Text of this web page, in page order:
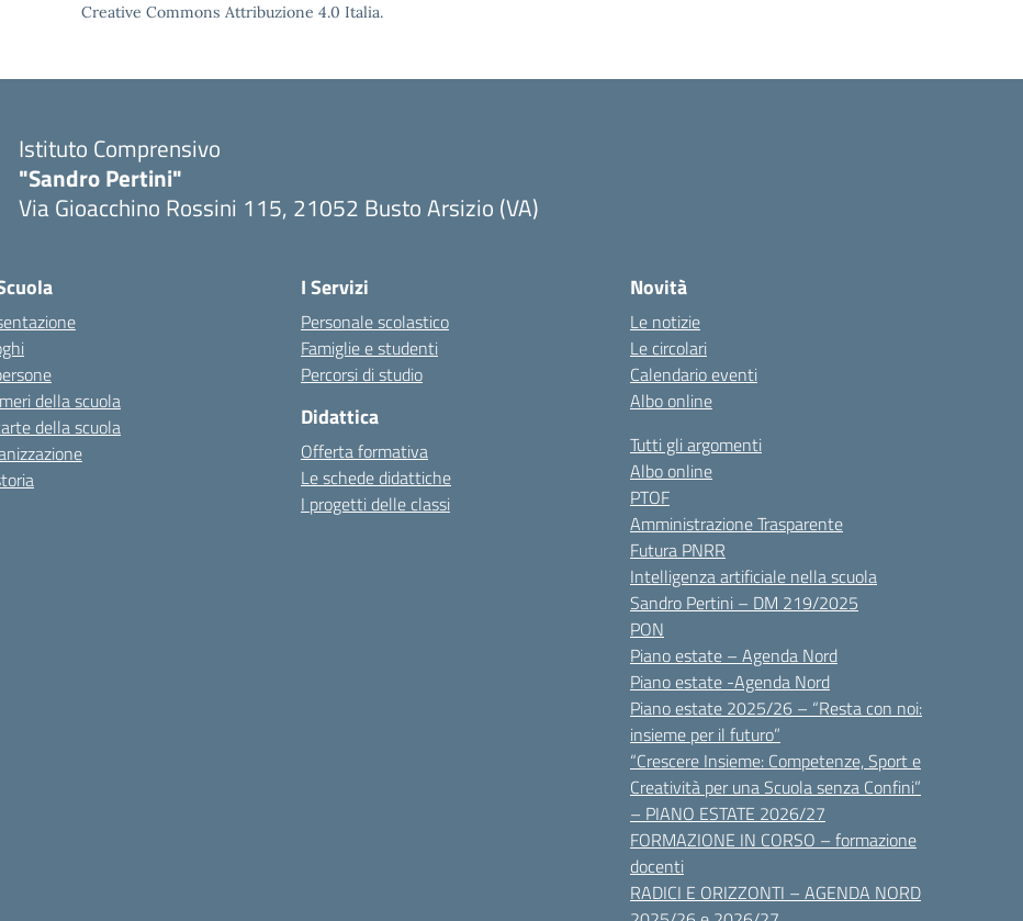
Creative Commons Attribuzione 4.0 Italia.
Istituto Comprensivo
"Sandro Pertini"
Via Gioacchino Rossini 115, 21052 Busto Arsizio (VA)
della scuola
della scuola
I Servizi
Personale scolastico
Famiglie e studenti
Percorsi di studio
Didattica
Offerta formativa
Le schede didattiche
I progetti delle classi
Novità
Le notizie
Le circolari
Calendario eventi
Albo online
Tutti gli argomenti
Albo online
PTOF
Amministrazione Trasparente
Futura PNRR
Intelligenza artificiale nella scuola
Sandro Pertini – DM 219/2025
PON
Piano estate – Agenda Nord
Piano estate -Agenda Nord
Piano estate 2025/26 – “Resta con noi:
insieme per il futuro”
“Crescere Insieme: Competenze, Sport e
Creatività per una Scuola senza Confini”
– PIANO ESTATE 2026/27
FORMAZIONE IN CORSO – formazione
docenti
RADICI E ORIZZONTI – AGENDA NORD